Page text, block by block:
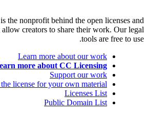
the nonprofit behind the open licenses and
creators to share their work. Our legal
tools are free to use.
Learn more about our work
more about CC Licensing
Support our work
license for your own material.
Licenses List
Public Domain List